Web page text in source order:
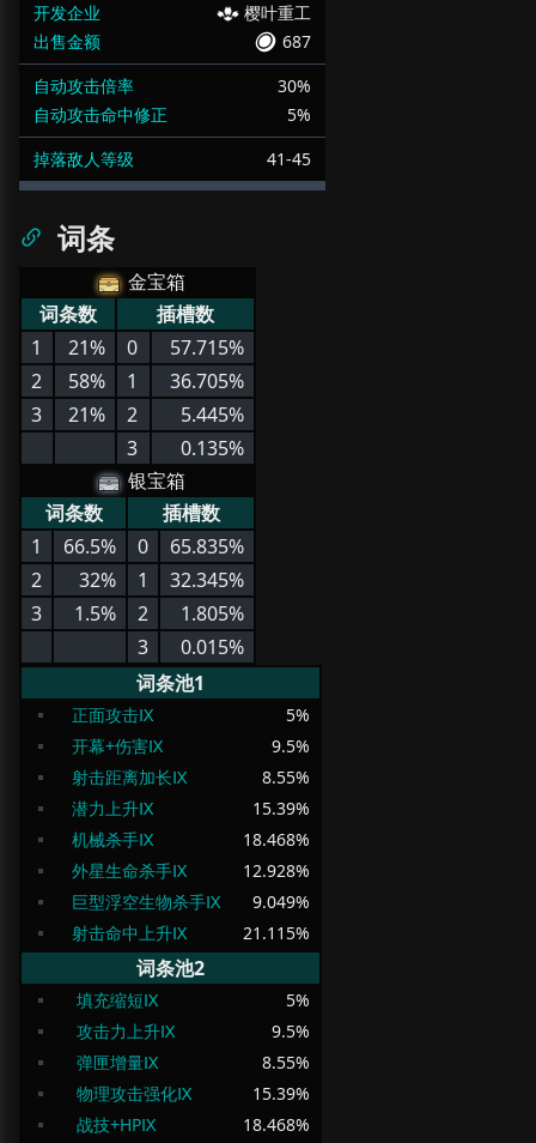
开发企业
樱叶重工
出售金额
687
自动攻击倍率
30%
自动攻击命中修正
5%
掉落敌人等级
41-45
词条
金宝箱
词条数
插槽数
1
21% 0
57.715%
2
58% 1
36.705%
3
21% 2
5.445%
3
0.135%
银宝箱
词条数
插槽数
1
66.5% 0
65.835%
2
32% 1
32.345%
3
1.5% 2
1.805%
3
0.015%
词条池1
正面攻击Ⅸ 5%
开幕+伤害Ⅸ
9.5%
射击距离加长Ⅸ
8.55%
潜力上升Ⅸ
15.39%
机械杀手Ⅸ
18.468%
外星生命杀手Ⅸ
12.928%
巨型浮空生物杀手Ⅸ
9.049%
射击命中上升Ⅸ
21.115%
词条池2
填充缩短Ⅸ 5%
攻击力上升Ⅸ
9.5%
弹匣增量Ⅸ
8.55%
物理攻击强化Ⅸ
15.39%
战技+HPⅨ
18.468%